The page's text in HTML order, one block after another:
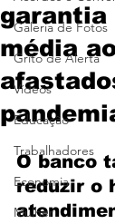
Galeria de Fotos
Grito de Alerta
Vídeos
Educação
Trabalhadores
Economia
Mulher
garantia
média
O banco
reduzir o